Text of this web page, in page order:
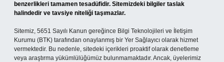
benzerlikleri tamamen tesadüfidir. Sitemizdeki bilgiler taslak
halindedir ve tavsiye niteliği taşımazlar.
Sitemiz, 5651 Sayılı Kanun gereğince Bilgi Teknolojileri ve İletişim
Kurumu (BTK) tarafından onaylanmış bir Yer Sağlayıcı olarak hizmet
vermektedir. Bu nedenle, sitedeki içerikleri proaktif olarak denetleme
veya araştırma yükümlülüğümüz bulunmamaktadır. Ancak, üyelerimiz